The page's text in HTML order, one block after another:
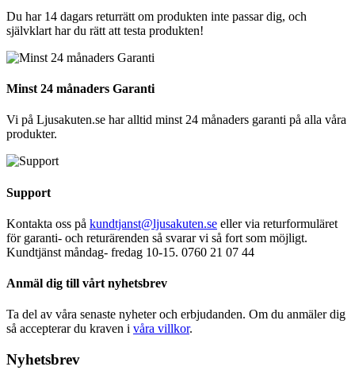
Du har 14 dagars returrätt om produkten inte passar dig, och
självklart har du rätt att testa produkten!
Minst 24 månaders Garanti
Vi på Ljusakuten.se har alltid minst 24 månaders garanti på alla våra
produkter.
Support
Kontakta oss på kundtjanst@ljusakuten.se eller via returformuläret
för garanti- och returärenden så svarar vi så fort som möjligt.
Kundtjänst måndag- fredag 10-15. 0760 21 07 44
Anmäl dig till vårt nyhetsbrev
Ta del av våra senaste nyheter och erbjudanden. Om du anmäler dig
så accepterar du kraven i våra villkor.
Nyhetsbrev